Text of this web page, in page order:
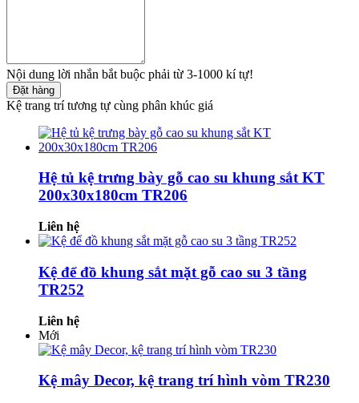
Nội dung lời nhắn bắt buộc phải từ 3-1000 kí tự!
Đặt hàng
Kệ trang trí tương tự cùng phân khúc giá
Hệ tủ kệ trưng bày gỗ cao su khung sắt KT
200x30x180cm TR206
Liên hệ
Kệ để đồ khung sắt mặt gỗ cao su 3 tầng
TR252
Liên hệ
Mới
Kệ mây Decor, kệ trang trí hình vòm TR230